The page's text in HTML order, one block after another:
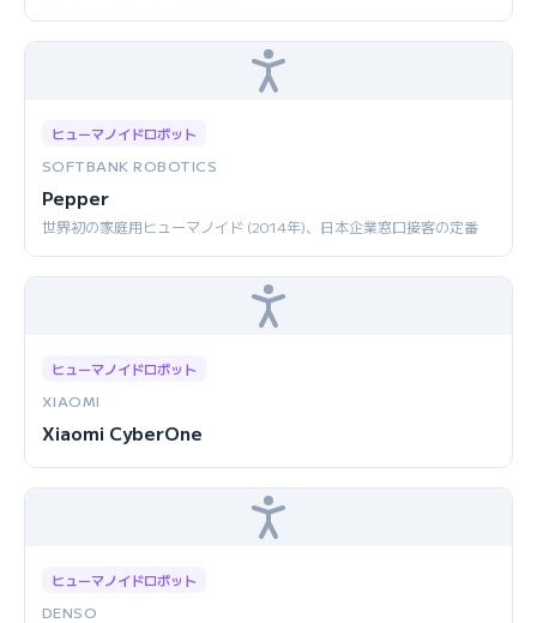
ヒューマノイドロボット
SOFTBANK ROBOTICS
Pepper
世界初の家庭用ヒューマノイド (2014年)、日本企業窓口接客の定番
ヒューマノイドロボット
XIAOMI
Xiaomi CyberOne
ヒューマノイドロボット
DENSO